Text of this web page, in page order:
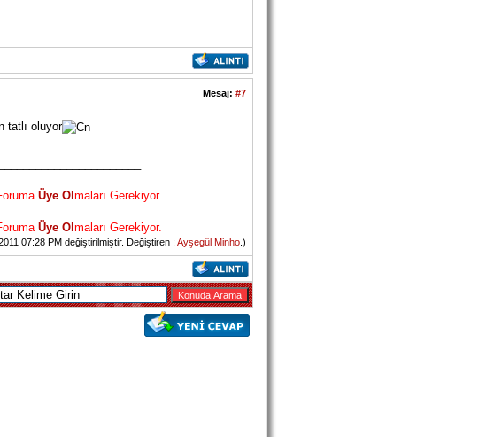
Mesaj: #7
tatlı oluyor
Üye Olmaları Gerekiyor.
Üye Olmaları Gerekiyor.
07:28 PM değiştirilmiştir. Değiştiren : Ayşegül Minho .)